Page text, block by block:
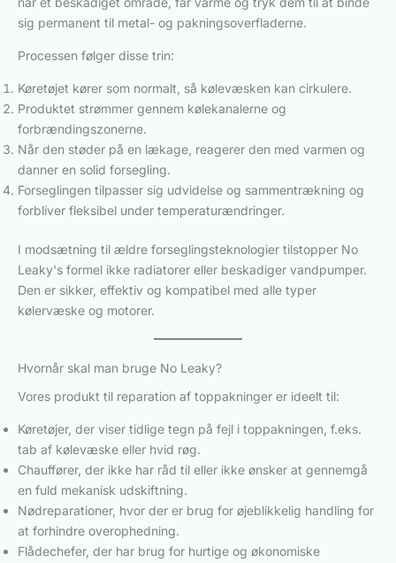
sig permanent til metal- og pakningsoverfladerne.
Processen følger disse trin:
Køretøjet kører som normalt, så kølevæsken kan cirkulere.
Produktet strømmer gennem kølekanalerne og
forbrændingszonerne.
Når den støder på en lækage, reagerer den med varmen og
danner en solid forsegling.
Forseglingen tilpasser sig udvidelse og sammentrækning og
forbliver fleksibel under temperaturændringer.
I modsætning til ældre forseglingsteknologier tilstopper No
Leaky's formel ikke radiatorer eller beskadiger vandpumper.
Den er sikker, effektiv og kompatibel med alle typer
kølervæske og motorer.
Hvornår skal man bruge No Leaky?
Vores produkt til reparation af toppakninger er ideelt til:
Køretøjer, der viser tidlige tegn på fejl i toppakningen, f.eks.
tab af kølevæske eller hvid røg.
Chauffører, der ikke har råd til eller ikke ønsker at gennemgå
en fuld mekanisk udskiftning.
Nødreparationer, hvor der er brug for øjeblikkelig handling for
at forhindre overophedning.
Flådechefer, der har brug for hurtige og økonomiske